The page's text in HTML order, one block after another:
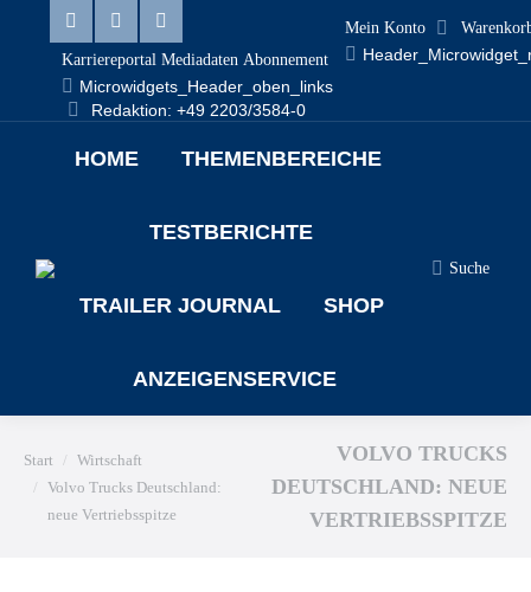
Linkedin
page
opens
in
Facebook
page
opens
in
X
page
opens
Karriereportal Mediadaten Abonnement
Microwidgets_Header_oben_links
Redaktion: +49 2203/3584-0
Mein Konto
HOME THEMENBEREICHE
TESTBERICHTE
TRAILER JOURNAL SHOP
ANZEIGENSERVICE
Search:
Suche
Sie befinden sich hier:
Start
Wirtschaft
Volvo Trucks Deutschland:
neue Vertriebsspitze
VOLVO TRUCKS
DEUTSCHLAND: NEUE
VERTRIEBSSPITZE